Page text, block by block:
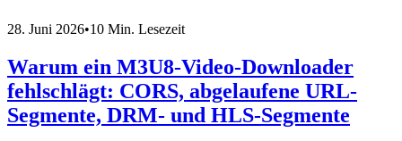
28. Juni 2026•10 Min. Lesezeit
Warum ein M3U8-Video-Downloader
fehlschlägt: CORS, abgelaufene URL-
Segmente, DRM- und HLS-Segmente